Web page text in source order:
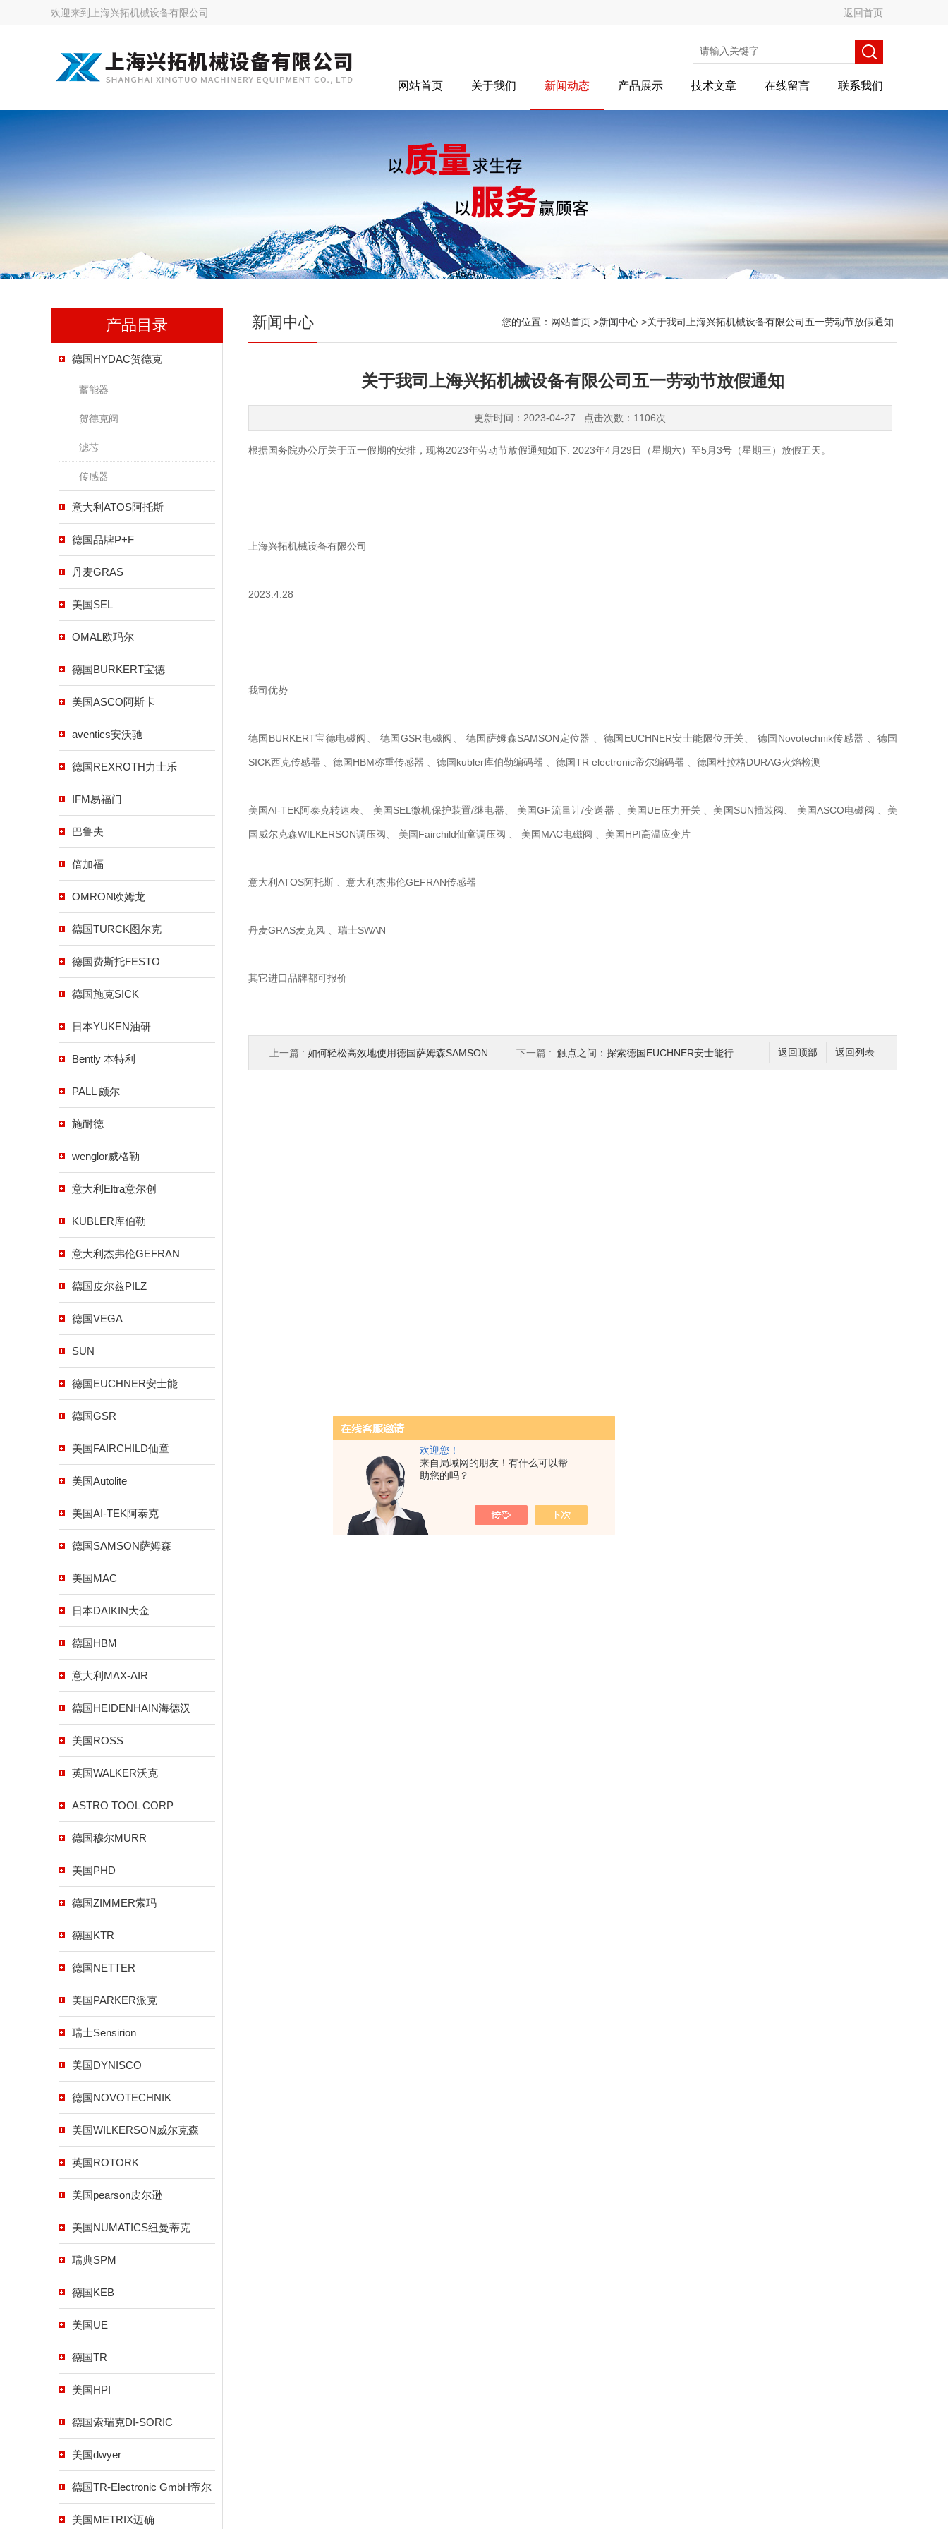
欢迎您！
来自局域网的朋友！有什么可以帮
助您的吗？
欢迎来到 上海兴拓机械设备有限公司 返回首页
网站首页 关于我们 新闻动态 产品展示 技术文章 在线留言 联系我们
产品目录
德国HYDAC贺德克
蓄能器
贺德克阀
滤芯
传感器
意大利ATOS阿托斯
德国品牌P+F
丹麦GRAS
美国SEL
OMAL欧玛尔
德国BURKERT宝德
美国ASCO阿斯卡
aventics安沃驰
德国REXROTH力士乐
IFM易福门
巴鲁夫
倍加福
OMRON欧姆龙
德国TURCK图尔克
德国费斯托FESTO
德国施克SICK
日本YUKEN油研
Bently 本特利
PALL 颇尔
施耐德
wenglor威格勒
意大利Eltra意尔创
KUBLER库伯勒
意大利杰弗伦GEFRAN
德国皮尔兹PILZ
德国VEGA
SUN
德国EUCHNER安士能
德国GSR
美国FAIRCHILD仙童
美国Autolite
美国AI-TEK阿泰克
德国SAMSON萨姆森
美国MAC
日本DAIKIN大金
德国HBM
意大利MAX-AIR
德国HEIDENHAIN海德汉
美国ROSS
英国WALKER沃克
ASTRO TOOL CORP
德国穆尔MURR
美国PHD
德国ZIMMER索玛
德国KTR
德国NETTER
美国PARKER派克
瑞士Sensirion
美国DYNISCO
德国NOVOTECHNIK
美国WILKERSON威尔克森
英国ROTORK
美国pearson皮尔逊
美国NUMATICS纽曼蒂克
瑞典SPM
德国KEB
美国UE
德国TR
美国HPI
德国索瑞克DI-SORIC
美国dwyer
德国TR-Electronic GmbH帝尔
美国METRIX迈确
新闻中心 您的位置： 网站首页 >新闻中心 >关于我司上海兴拓机械设备有限公司五一劳动节放假通知
关于我司上海兴拓机械设备有限公司五一劳动节放假通知
更新时间：2023-04-27 点击次数：1106次
根据国务院办公厅关于五一假期的安排，现将2023年劳动节放假通知如下: 2023年4月29日（星期六）至5月3号（星期三）放假五天。
上海兴拓机械设备有限公司
2023.4.28
我司优势
德国BURKERT宝德电磁阀、 德国GSR电磁阀、 德国萨姆森SAMSON定位器 、德国EUCHNER安士能限位开关、 德国Novotechnik传感器 、德国
SICK西克传感器 、德国HBM称重传感器 、德国kubler库伯勒编码器 、德国TR electronic帝尔编码器 、德国杜拉格DURAG火焰检测
美国AI-TEK阿泰克转速表、 美国SEL微机保护装置/继电器、 美国GF流量计/变送器 、美国UE压力开关 、美国SUN插装阀、 美国ASCO电磁阀 、美
国威尔克森WILKERSON调压阀、 美国Fairchild仙童调压阀 、 美国MAC电磁阀 、美国HPI高温应变片
意大利ATOS阿托斯 、意大利杰弗伦GEFRAN传感器
丹麦GRAS麦克风 、瑞士SWAN
其它进口品牌都可报价
返回列表
返回顶部
上一篇 : 如何轻松高效地使用德国萨姆森SAMSON阀门定位器？ 下一篇 : 触点之间：探索德国EUCHNER安士能行程开关的工作原理和应用